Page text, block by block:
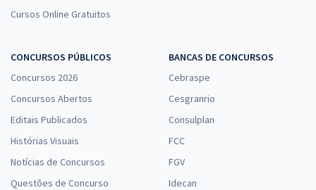
Cursos Online Gratuitos
CONCURSOS PÚBLICOS
Concursos 2026
Concursos Abertos
Editais Publicados
Histórias Visuais
Notícias de Concursos
Questões de Concurso
BANCAS DE CONCURSOS
Cebraspe
Cesgranrio
Consulplan
FCC
FGV
Idecan